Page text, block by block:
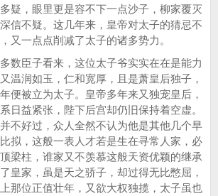
疑，眼里更是容不下一点沙子，柳家覆灭
信不疑。这几年来，皇帝对太子的猜忌不
又一点点削减了太子的诸多势力。
臣子看来，这位太子爷实实在在是能力
温润如玉，仁和宽厚，且是萧皇后独子，
便被立为太子。皇帝多年来又独宠皇后，
日益紧张，陛下后宫却仍旧保持着空虚。
不好过，众人全然不认为他是其他几个早
拟，这般一表人才若是生在寻常人家，必
梁柱，谁家又不羡慕这般天资优颖的继承
皇家，虽是天之骄子，却过得无比憋屈，
那位正值壮年，又欲大权独揽，太子虽也